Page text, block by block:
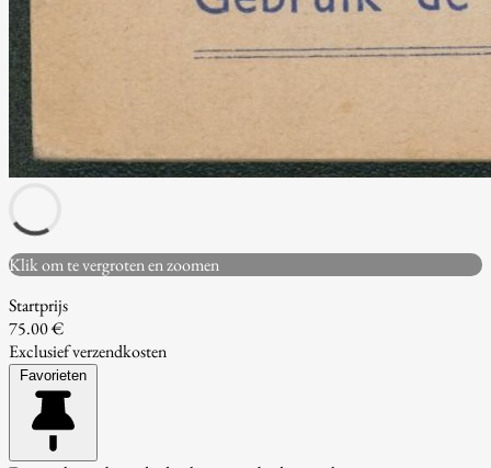
Klik om te vergroten en zoomen
Startprijs
75.00 €
Exclusief verzendkosten
Favorieten